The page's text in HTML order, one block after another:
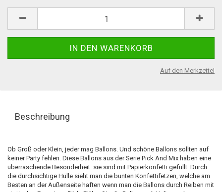
Auf den Merkzettel
Beschreibung
Ob Groß oder Klein, jeder mag Ballons. Und schöne Ballons sollten auf
keiner Party fehlen. Diese Ballons aus der Serie Pick And Mix haben eine
überraschende Besonderheit: sie sind mit Papierkonfetti gefüllt. Durch
die durchsichtige Hülle sieht man die bunten Konfettifetzen, welche am
Besten an der Außenseite haften wenn man die Ballons durch Reiben mit